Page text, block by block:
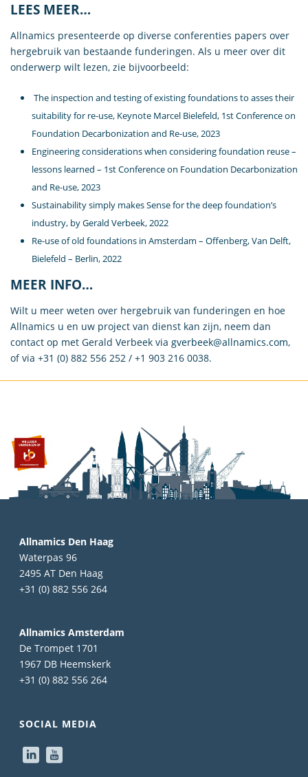
LEES MEER…
Allnamics presenteerde op diverse conferenties papers over
hergebruik van bestaande funderingen. Als u meer over dit
onderwerp wilt lezen, zie bijvoorbeeld:
The inspection and testing of existing foundations to asses their
suitability for re-use, Keynote Marcel Bielefeld, 1st Conference on
Foundation Decarbonization and Re-use, 2023
Engineering considerations when considering foundation reuse –
lessons learned – 1st Conference on Foundation Decarbonization
and Re-use, 2023
Sustainability simply makes Sensefor the deep foundation’s
industry, by Gerald Verbeek, 2022
Re-use of old foundations in Amsterdam – Offenberg, Van Delft,
Bielefeld – Berlin, 2022
MEER INFO…
Wilt u meer weten over hergebruik van funderingen en hoe
Allnamics u en uw project van dienst kan zijn, neem dan
contact op met Gerald Verbeek via gverbeek@allnamics.com,
of via +31 (0) 882 556 252 / +1 903 216 0038.
Allnamics Den Haag
Waterpas 96
2495 AT Den Haag
+31 (0) 882 556 264
Allnamics Amsterdam
De Trompet 1701
1967 DB Heemskerk
+31 (0) 882 556 264
SOCIAL MEDIA